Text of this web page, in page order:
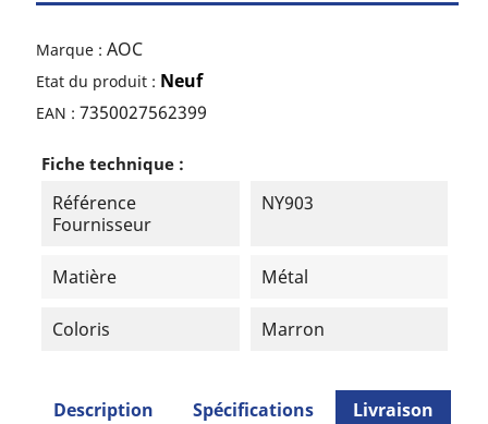
Marque : AOC
Etat du produit : Neuf
EAN : 7350027562399
Fiche technique :
Référence
Fournisseur
NY903
Matière Métal
Coloris Marron
Description Spécifications
Livraison